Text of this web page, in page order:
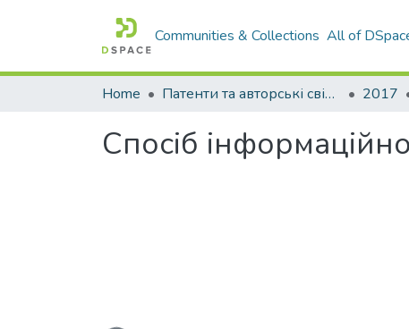
Communities & Collections All of
Home Патенти та авторські свідоцтва 2017
Спосiб